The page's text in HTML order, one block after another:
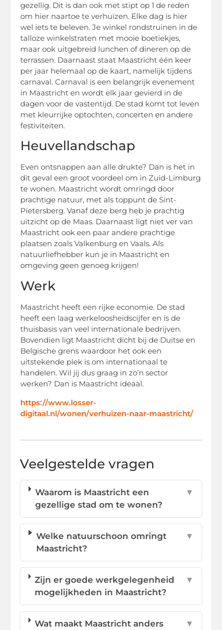
gezellig. Dit is dan ook met stipt op 1 de reden
om hier naartoe te verhuizen. Elke dag is hier
wel iets te beleven. Je winkel rondstruinen in de
talloze winkelstraten met mooie boetiekjes,
maar ook uitgebreid lunchen of dineren op de
terrassen. Daarnaast staat Maastricht één keer
per jaar helemaal op de kaart, namelijk tijdens
carnaval. Carnaval is een belangrijk evenement
in Maastricht en wordt elk jaar gevierd in de
dagen voor de vastentijd. De stad komt tot leven
met kleurrijke optochten, concerten en andere
festiviteiten.
Heuvellandschap
Even ontsnappen aan alle drukte? Dan is het in
dit geval een groot voordeel om in Zuid-Limburg
te wonen. Maastricht wordt omringd door
prachtige natuur, met als toppunt de Sint-
Pietersberg. Vanaf deze berg heb je prachtig
uitzicht op de Maas. Daarnaast ligt niet ver van
Maastricht ook een paar andere prachtige
plaatsen zoals Valkenburg en Vaals. Als
natuurliefhebber kun je in Maastricht en
omgeving geen genoeg krijgen!
Werk
Maastricht heeft een rijke economie. De stad
heeft een laag werkeloosheidscijfer en is de
thuisbasis van veel internationale bedrijven.
Bovendien ligt Maastricht dicht bij de Duitse en
Belgische grens waardoor het ook een
uitstekende plek is om internationaal te
handelen. Wil jij dus graag in zo’n sector
werken? Dan is Maastricht ideaal.
https://www.losser-
digitaal.nl/wonen/verhuizen-naar-maastricht/
Veelgestelde vragen
Waarom is Maastricht een
gezellige stad om te wonen?
▼
Welke natuurschoon omringt
Maastricht?
▼
Zijn er goede werkgelegenheid
mogelijkheden in Maastricht?
▼
Wat maakt Maastricht anders
▼